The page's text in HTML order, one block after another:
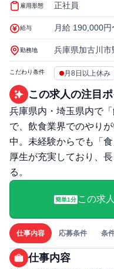
雇用形態 正社員
給与 月給 190,000円
勤務地 兵庫県加古川市
こだわり条件 月8日以上休み
この求人の注目
兵庫県内・埼玉県内で
で、飲食業界でのやり
中。未経験からでも「
厚生が充実しており、
る。
簡単1分 この求
仕事内容 応募条件 条
仕事内容